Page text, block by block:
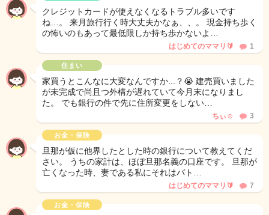
クレジットカードが使えなくなるトラブル多いです
ね…。 来月旅行行く時大丈夫かなぁ、、。 現金持ち歩く
の怖いのもあって最低限しか持ち歩かないよ…
はじめてのママリ🔰 1
住まい
家買うとこんなに大変なんですか...？😭 建売買いました
が未完成で尚且つ外構が遅れていて今月末になりまし
た。 でも銀行の件で先に住所変更をしない…
ちぃ‪☺︎‬ 3
お金・保険
旦那が仮に他界したとした時の銀行について教えてくだ
さい。 うちの家計は、ほぼ旦那名義の口座です。 旦那が
亡くなった時、妻である私にそれはバト…
はじめてのママリ🔰 7
お金・保険